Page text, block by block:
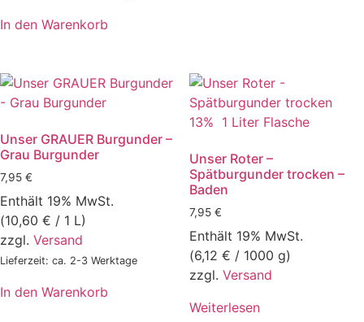
In den Warenkorb
Unser GRAUER Burgunder –
Grau Burgunder
7,95 €
Enthält 19% MwSt.
(10,60 € / 1 L)
zzgl. Versand
Lieferzeit: ca. 2-3 Werktage
In den Warenkorb
Unser Roter –
Spätburgunder trocken –
Baden
7,95 €
Enthält 19% MwSt.
(6,12 € / 1000 g)
zzgl. Versand
Weiterlesen